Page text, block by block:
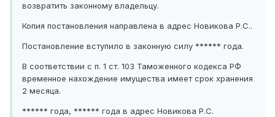
возвратить законному владельцу.
Копия постановления направлена в адрес Новикова Р.С..
Постановление вступило в законную силу ****** года.
В соответствии с п. 1 ст. 103 Таможенного кодекса РФ
временное нахождение имущества имеет срок хранения
2 месяца.
****** года, ****** года в адрес Новикова Р.С.